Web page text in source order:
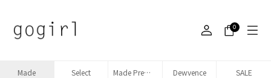
0
Made Select Made Premium denim Dewvence SALE